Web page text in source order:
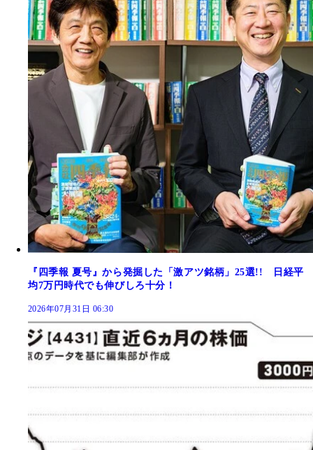
『四季報 夏号』から発掘した「激アツ銘柄」25選!! 日経平
均7万円時代でも伸びしろ十分！
2026年07月31日 06:30